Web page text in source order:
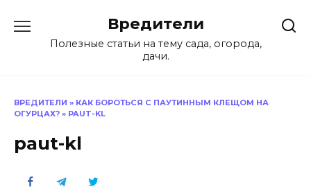
содержанию
Вредители
Полезные статьи на тему сада, огорода,
дачи.
ВРЕДИТЕЛИ » КАК БОРОТЬСЯ С ПАУТИННЫМ КЛЕЩОМ НА
ОГУРЦАХ? » PAUT-KL
paut-kl